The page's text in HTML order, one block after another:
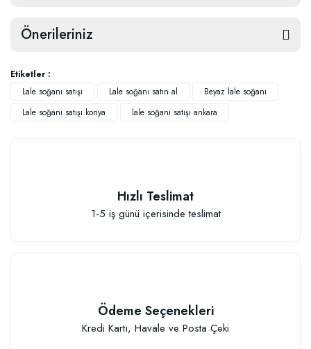
Önerileriniz
Etiketler :
Lale soğanı satışı
Lale soğanı satın al
Beyaz lale soğanı
Lale soğanı satışı konya
lale soğanı satışı ankara
Hızlı Teslimat
1-5 iş günü içerisinde teslimat
Ödeme Seçenekleri
Kredi Kartı, Havale ve Posta Çeki